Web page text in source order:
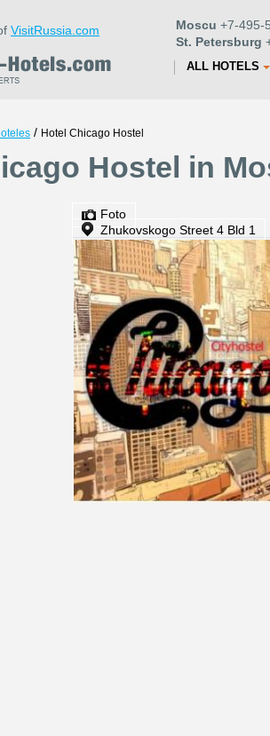
VisitRussia.com Moscu +7-495-
St. Petersburg
ALL HOTELS
/ Hotel Chicago Hostel
Hostel in
Foto
Zhukovskogo Street 4 Bld 1